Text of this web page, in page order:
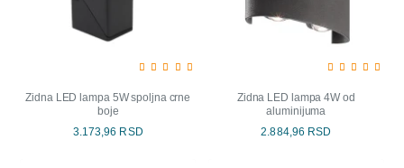
Zidna LED lampa 5W spoljna crne
boje
3.173,96 RSD
Zidna LED lampa 4W od
aluminijuma
2.884,96 RSD